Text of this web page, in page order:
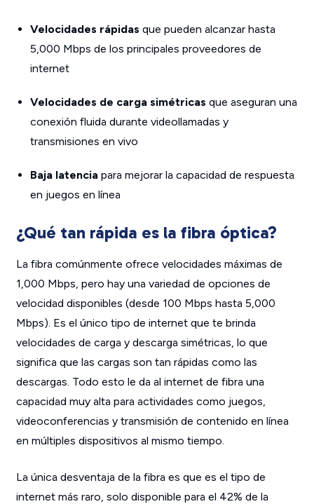
Velocidades rápidas que pueden alcanzar hasta
5,000 Mbps de los principales proveedores de
internet
Velocidades de carga simétricas que aseguran una
conexión fluida durante videollamadas y
transmisiones en vivo
Baja latenciapara mejorar la capacidad de respuesta
en juegos en línea
¿Qué tan rápida es la fibra óptica?
La fibra comúnmente ofrece velocidades máximas de
1,000 Mbps, pero hay una variedad de opciones de
velocidad disponibles (desde 100 Mbps hasta 5,000
Mbps). Es el único tipo de internet que te brinda
velocidades de carga y descarga simétricas, lo que
significa que las cargas son tan rápidas como las
descargas. Todo esto le da al internet de fibra una
capacidad muy alta para actividades como juegos,
videoconferencias y transmisión de contenido en línea
en múltiples dispositivos al mismo tiempo.
La única desventaja de la fibra es que es el tipo de
internet más raro, solo disponible para el 42% de la